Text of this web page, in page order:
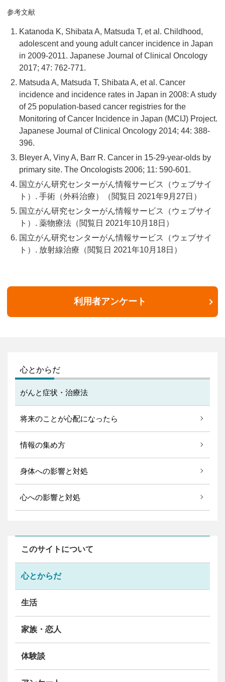
参考文献
Katanoda K, Shibata A, Matsuda T, et al. Childhood,
adolescent and young adult cancer incidence in Japan
in 2009-2011. Japanese Journal of Clinical Oncology
2017; 47: 762-771.
Matsuda A, Matsuda T, Shibata A, et al. Cancer
incidence and incidence rates in Japan in 2008: A study
of 25 population-based cancer registries for the
Monitoring of Cancer Incidence in Japan (MCIJ) Project.
Japanese Journal of Clinical Oncology 2014; 44: 388-
396.
Bleyer A, Viny A, Barr R. Cancer in 15-29-year-olds by
primary site. The Oncologists 2006; 11: 590-601.
国立がん研究センターがん情報サービス（ウェブサイ
ト）. 手術（外科治療）（閲覧日 2021年9月27日）
国立がん研究センターがん情報サービス（ウェブサイ
ト）. 薬物療法（閲覧日 2021年10月18日）
国立がん研究センターがん情報サービス（ウェブサイ
ト）. 放射線治療（閲覧日 2021年10月18日）
利用者アンケート
心とからだ
がんと症状・治療法
将来のことが心配になったら
情報の集め方
身体への影響と対処
心への影響と対処
このサイトについて
心とからだ
生活
家族・恋人
体験談